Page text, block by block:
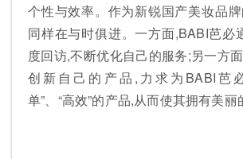
个性与效率。作为新锐国产美妆品
同样在与时俱进。一方面,BABI芭必
度回访,不断优化自己的服务;另一方
创新自己的产品,力求为BABI芭
单”、“高效”的产品,从而使其拥有美丽